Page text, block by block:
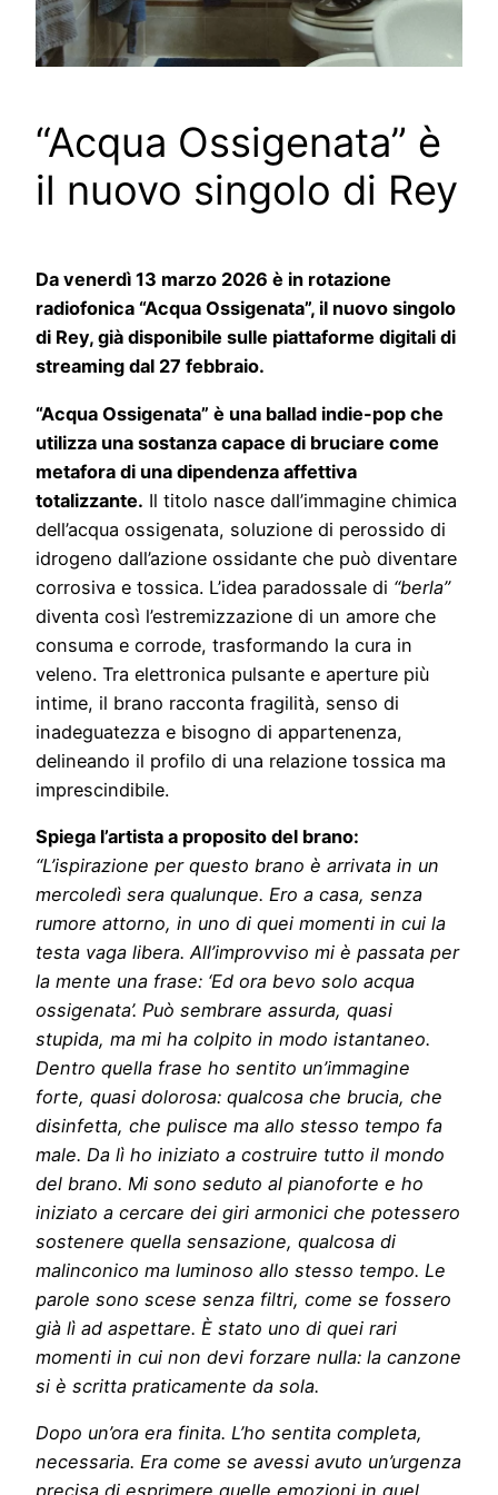
“Acqua Ossigenata” è
il nuovo singolo di Rey
Da venerdì 13 marzo 2026 è in rotazione
radiofonica “Acqua Ossigenata”, il nuovo singolo
di Rey, già disponibile sulle piattaforme digitali di
streaming dal 27 febbraio.
“Acqua Ossigenata” è una ballad indie-pop che
utilizza una sostanza capace di bruciare come
metafora di una dipendenza affettiva
totalizzante. Il titolo nasce dall’immagine chimica
dell’acqua ossigenata, soluzione di perossido di
idrogeno dall’azione ossidante che può diventare
corrosiva e tossica. L’idea paradossale di “berla”
diventa così l’estremizzazione di un amore che
consuma e corrode, trasformando la cura in
veleno. Tra elettronica pulsante e aperture più
intime, il brano racconta fragilità, senso di
inadeguatezza e bisogno di appartenenza,
delineando il profilo di una relazione tossica ma
imprescindibile.
Spiega l’artista a proposito del brano:
“L’ispirazione per questo brano è arrivata in un
mercoledì sera qualunque. Ero a casa, senza
rumore attorno, in uno di quei momenti in cui la
testa vaga libera. All’improvviso mi è passata per
la mente una frase: ‘Ed ora bevo solo acqua
ossigenata’. Può sembrare assurda, quasi
stupida, ma mi ha colpito in modo istantaneo.
Dentro quella frase ho sentito un’immagine
forte, quasi dolorosa: qualcosa che brucia, che
disinfetta, che pulisce ma allo stesso tempo fa
male. Da lì ho iniziato a costruire tutto il mondo
del brano. Mi sono seduto al pianoforte e ho
iniziato a cercare dei giri armonici che potessero
sostenere quella sensazione, qualcosa di
malinconico ma luminoso allo stesso tempo. Le
parole sono scese senza filtri, come se fossero
già lì ad aspettare. È stato uno di quei rari
momenti in cui non devi forzare nulla: la canzone
si è scritta praticamente da sola.
Dopo un’ora era finita. L’ho sentita completa,
necessaria. Era come se avessi avuto un’urgenza